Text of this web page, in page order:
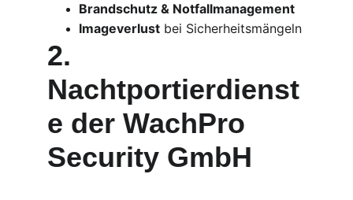
Brandschutz & Notfallmanagement
Imageverlust bei Sicherheitsmängeln
2.
Nachtportierdienst
e der WachPro
Security GmbH